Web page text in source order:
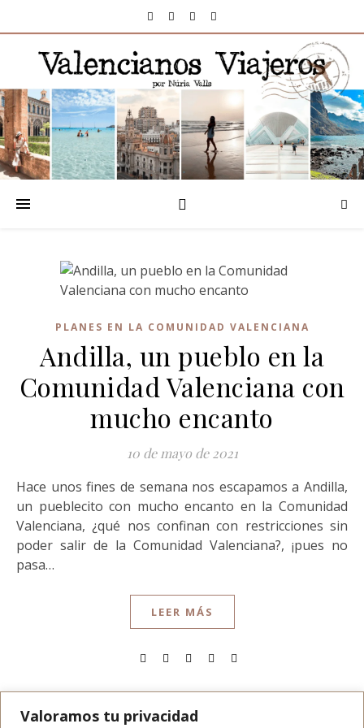
Valoramos tu privacidad
PLANES EN LA COMUNIDAD VALENCIANA
Andilla, un pueblo en la
Comunidad Valenciana con
mucho encanto
10 de mayo de 2021
Hace unos fines de semana nos escapamos a Andilla,
un pueblecito con mucho encanto en la Comunidad
Valenciana, ¿qué nos confinan con restricciones sin
poder salir de la Comunidad Valenciana?, ¡pues no
pasa…
LEER MÁS